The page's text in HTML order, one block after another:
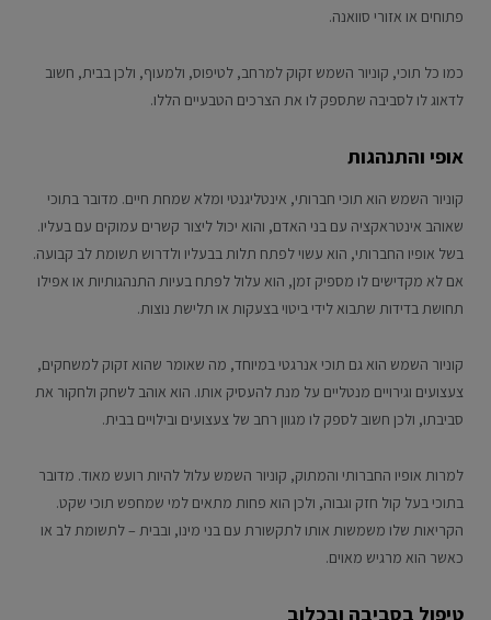
פתוחים או אזורי סוואנה.
כמו כל תוכי, קוניור השמש זקוק למרחב, לטיפוס, ולמעוף, ולכן בבית, חשוב
לדאוג לו לסביבה שתספק לו את הצרכים הטבעיים הללו.
אופי והתנהגות
קוניור השמש הוא תוכי חברותי, אינטליגנטי ומלא שמחת חיים. מדובר בתוכי
שאוהב אינטראקציה עם בני האדם, והוא יכול ליצור קשרים עמוקים עם בעליו.
בשל אופיו החברותי, הוא עשוי לפתח תלות בבעליו ולדרוש תשומת לב קבועה.
אם לא מקדישים לו מספיק זמן, הוא עלול לפתח בעיות התנהגותיות או אפילו
תחושת בדידות שתבוא לידי ביטוי בצעקות או תלישת נוצות.
קוניור השמש הוא גם תוכי אנרגטי במיוחד, מה שאומר שהוא זקוק למשחקים,
צעצועים וגירויים מנטליים על מנת להעסיק אותו. הוא אוהב לשחק ולחקור את
סביבתו, ולכן חשוב לספק לו מגוון רחב של צעצועים ובילויים בבית.
למרות אופיו החברותי והמתוק, קוניור השמש עלול להיות רועש מאוד. מדובר
בתוכי בעל קול חזק וגבוה, ולכן הוא פחות מתאים למי שמחפש תוכי שקט.
הקריאות שלו משמשות אותו לתקשורת עם בני מינו, ובבית – לתשומת לב או
כאשר הוא מרגיש מאוים.
טיפול בסביבה ובכלוב